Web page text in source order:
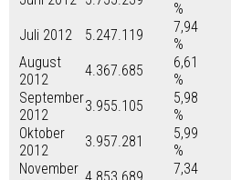
%
Juli 2012
5.247.119
7,94
%
August
2012
4.367.685
6,61
%
September
2012
3.955.105
5,98
%
Oktober
2012
3.957.281
5,99
%
November
7,34